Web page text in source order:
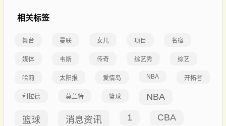
相关标签
舞台 曼联 女儿 项目 名宿
媒体 韦斯 传奇 综艺秀 综艺
哈莉 太阳报 爱情岛 NBA 开拓者
利拉德 莫兰特 篮球 NBA
篮球 消息资讯 1 CBA